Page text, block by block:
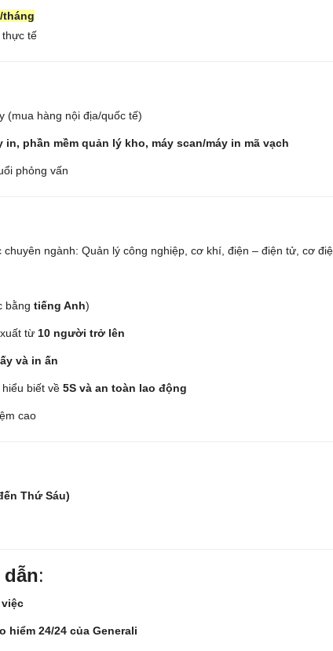
tháng
thực tế
(mua hàng nội địa/quốc tế)
in, phần mềm quản lý kho, máy scan/máy in mã vạch
phỏng vấn
chuyên ngành: Quản lý công nghiệp, cơ khí, điện – điện tử, cơ
bằng tiếng Anh)
từ 10 người trở lên
và in ấn
, hiểu biết về 5S và an toàn lao động
cao
Thứ Sáu)
:
hiểm 24/24 của Generali